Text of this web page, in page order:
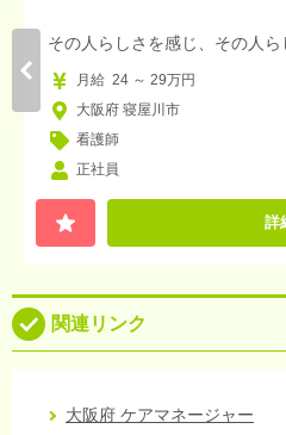
その人らしさを感じ、その人ら
月給 24 ～ 29万円
大阪府 寝屋川市
看護師
正社員
詳
関連リンク
大阪府 ケアマネージャー